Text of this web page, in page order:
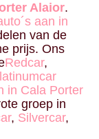
Alaior.
aan in
van de
prijs. Ons
Redcar,
in Cala Porter
groep in
, Silvercar,